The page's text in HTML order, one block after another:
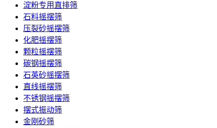
淀粉专用直排筛
石料摇摆筛
压裂砂摇摆筛
化肥摇摆筛
颗粒摇摆筛
碳钢摇摆筛
石英砂摇摆筛
直线摇摆筛
不锈钢摇摆筛
摆式振动筛
金刚砂筛